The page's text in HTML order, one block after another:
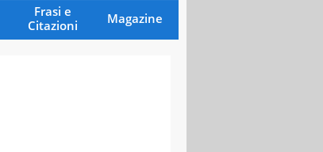
Frasi e
Citazioni
Magazine